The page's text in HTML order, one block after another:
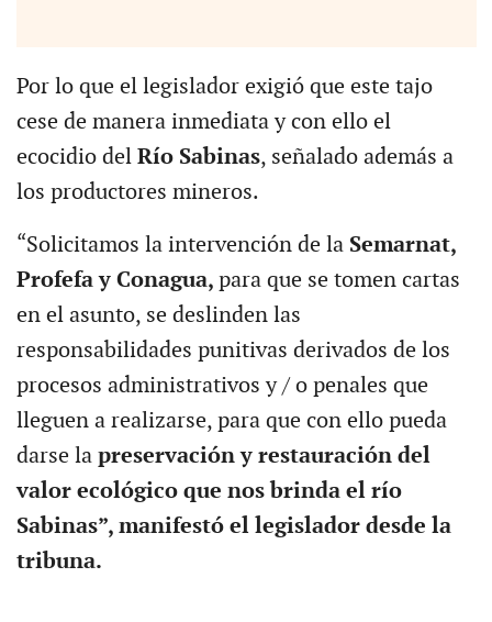
Por lo que el legislador exigió que este tajo
cese de manera inmediata y con ello el
ecocidio del Río Sabinas, señalado además a
los productores mineros.
“Solicitamos la intervención de la Semarnat,
Profefa y Conagua, para que se tomen cartas
en el asunto, se deslinden las
responsabilidades punitivas derivados de los
procesos administrativos y / o penales que
lleguen a realizarse, para que con ello pueda
darse lapreservación y restauración del
valor ecológico que nos brinda el río
Sabinas”, manifestó el legislador desde la
tribuna.